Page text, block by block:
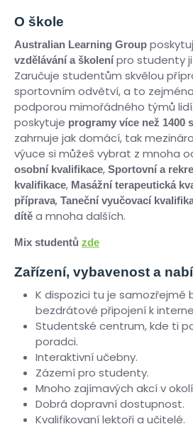
O škole
Australian Learning Group
vzdělávání a školenípro studenty
Zaručuje studentům skvělou
sportovním odvětví, a to
podporou mimořádného týmů
poskytuje programy více než 1400
zahrnuje jak domácí, tak
výuce si můžeš vybrat z mnoha
osobní kvalifikace, Sportovní a
kvalifikace, Masážní terapeutická
příprava, Taneční vyučovací
dítě a mnoha dalších.
Mix studentů zde
Zařízení, vybavenost a
K dispozici tu je samozřejmě
bezdrátové připojení k
Studentské centrum, kde ti
poradci.
Interaktivní učebny.
Zázemí pro studenty.
Mnoho zajímavých akcí v
Dobrá dopravní dostupnost.
Kvalifikovaní lektoři a učitelé.